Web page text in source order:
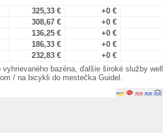
325,33 €
+0 €
308,67 €
+0 €
136,25 €
+0 €
186,33 €
+0 €
232,83 €
+0 €
bazéna, ďalšie široké služby
/ na bicykli do mestečka Guidel.